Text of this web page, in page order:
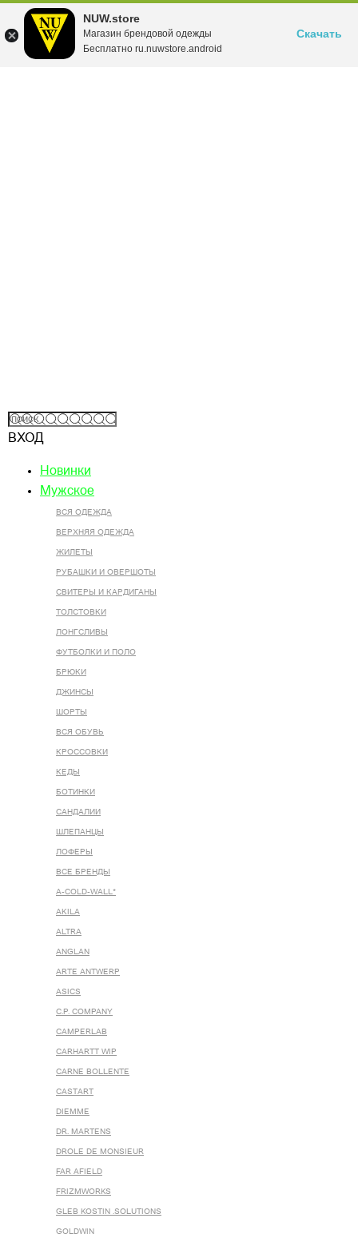
NUW.store
Магазин брендовой одежды
Бесплатно ru.nuwstore.android
Скачать
ВХОД
Новинки
Мужское
ВСЯ ОДЕЖДА
ВЕРХНЯЯ ОДЕЖДА
ЖИЛЕТЫ
РУБАШКИ И ОВЕРШОТЫ
СВИТЕРЫ И КАРДИГАНЫ
ТОЛСТОВКИ
ЛОНГСЛИВЫ
ФУТБОЛКИ И ПОЛО
БРЮКИ
ДЖИНСЫ
ШОРТЫ
ВСЯ ОБУВЬ
КРОССОВКИ
КЕДЫ
БОТИНКИ
САНДАЛИИ
ШЛЕПАНЦЫ
ЛОФЕРЫ
ВСЕ БРЕНДЫ
A-COLD-WALL*
AKILA
ALTRA
ANGLAN
ARTE ANTWERP
ASICS
C.P. COMPANY
CAMPERLAB
CARHARTT WIP
CARNE BOLLENTE
CASTART
DIEMME
DR. MARTENS
DROLE DE MONSIEUR
FAR AFIELD
FRIZMWORKS
GLEB KOSTIN .SOLUTIONS
GOLDWIN